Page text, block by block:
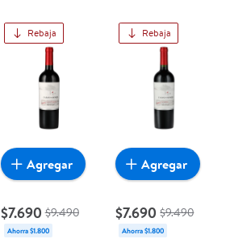
Rebaja
$7.690 $9.490
Ahorra $1.800
Agregar
Rebaja
$7.690 $9.490
Ahorra $1.800
Agregar